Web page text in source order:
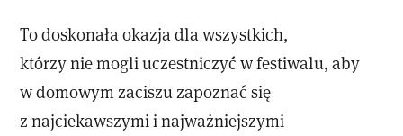
To doskonała okazja dla wszystkich,
którzy nie mogli uczestniczyć w festiwalu, aby
w domowym zaciszu zapoznać się
z najciekawszymi i najważniejszymi